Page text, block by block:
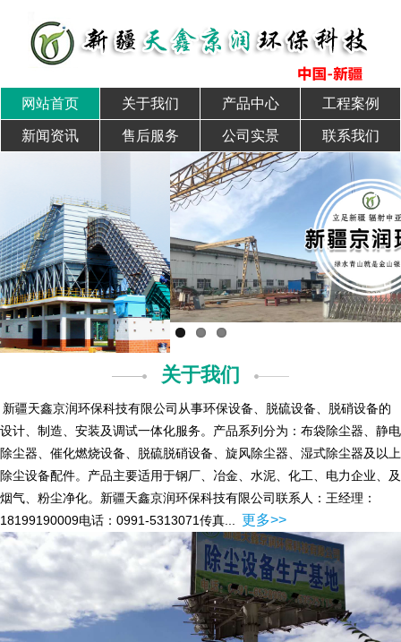
网站首页 关于我们 产品中心 工程案例
新闻资讯 售后服务 公司实景 联系我们
关于我们
新疆天鑫京润环保科技有限公司从事环保设备、脱硫设备、脱硝设备的
设计、制造、安装及调试一体化服务。产品系列分为：布袋除尘器、静电
除尘器、催化燃烧设备、脱硫脱硝设备、旋风除尘器、湿式除尘器及以上
除尘设备配件。产品主要适用于钢厂、冶金、水泥、化工、电力企业、及
烟气、粉尘净化。新疆天鑫京润环保科技有限公司联系人：王经理：
18199190009电话：0991-5313071传真...
更多>>